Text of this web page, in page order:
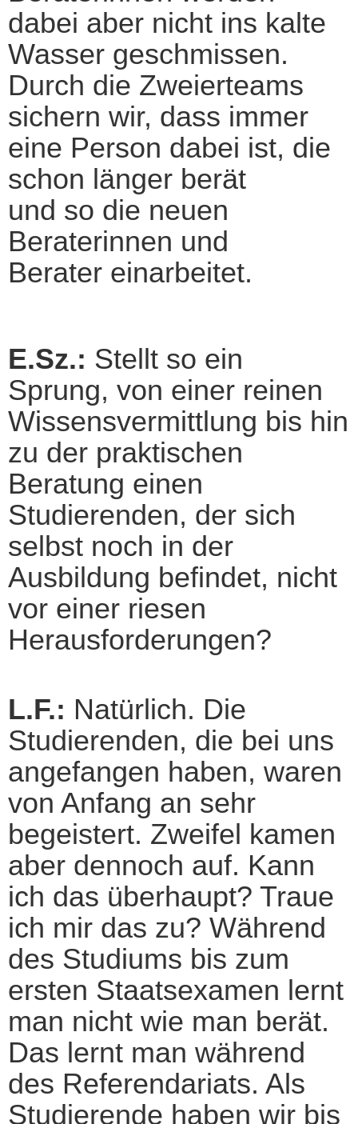
dabei aber nicht ins kalte
Wasser geschmissen.
Durch die Zweierteams
sichern wir, dass immer
eine Person dabei ist, die
schon länger berät
und so die neuen
Beraterinnen und
Berater einarbeitet.
E.Sz.: Stellt so ein
Sprung, von einer reinen
Wissensvermittlung bis hin
zu der praktischen
Beratung einen
Studierenden, der sich
selbst noch in der
Ausbildung befindet, nicht
vor einer riesen
Herausforderungen?
L.F.: Natürlich. Die
Studierenden, die bei uns
angefangen haben, waren
von Anfang an sehr
begeistert. Zweifel kamen
aber dennoch auf. Kann
ich das überhaupt? Traue
ich mir das zu? Während
des Studiums bis zum
ersten Staatsexamen lernt
man nicht wie man berät.
Das lernt man während
des Referendariats. Als
Studierende haben wir bis